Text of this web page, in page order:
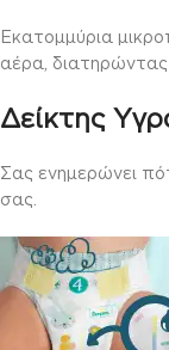
Εκατομμύρια
αέρα, διατηρώντας
Δείκτης
Σας ενημερώνει
σας.